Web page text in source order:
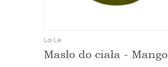
La∙Le
Masło do ciała - Mango